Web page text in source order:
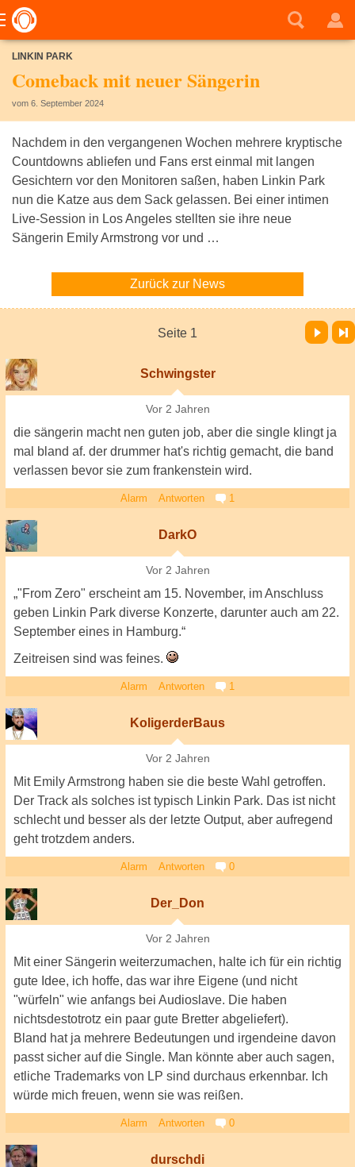
LINKIN PARK
Comeback mit neuer Sängerin
vom 6. September 2024
Nachdem in den vergangenen Wochen mehrere kryptische
Countdowns abliefen und Fans erst einmal mit langen
Gesichtern vor den Monitoren saßen, haben Linkin Park
nun die Katze aus dem Sack gelassen. Bei einer intimen
Live-Session in Los Angeles stellten sie ihre neue
Sängerin Emily Armstrong vor und …
Zurück zur News
Seite 1
Vor Letzte Seite
Schwingster
Vor 2 Jahren
die sängerin macht nen guten job, aber die single klingt ja
mal bland af. der drummer hat's richtig gemacht, die band
verlassen bevor sie zum frankenstein wird.
Alarm Antworten 1
DarkO
Vor 2 Jahren
„"From Zero" erscheint am 15. November, im Anschluss
geben Linkin Park diverse Konzerte, darunter auch am 22.
September eines in Hamburg.“
Zeitreisen sind was feines.
Alarm Antworten 1
KoligerderBaus
Vor 2 Jahren
Mit Emily Armstrong haben sie die beste Wahl getroffen.
Der Track als solches ist typisch Linkin Park. Das ist nicht
schlecht und besser als der letzte Output, aber aufregend
geht trotzdem anders.
Alarm Antworten 0
Der_Don
Vor 2 Jahren
Mit einer Sängerin weiterzumachen, halte ich für ein richtig
gute Idee, ich hoffe, das war ihre Eigene (und nicht
"würfeln" wie anfangs bei Audioslave. Die haben
nichtsdestotrotz ein paar gute Bretter abgeliefert).
Bland hat ja mehrere Bedeutungen und irgendeine davon
passt sicher auf die Single. Man könnte aber auch sagen,
etliche Trademarks von LP sind durchaus erkennbar. Ich
würde mich freuen, wenn sie was reißen.
Alarm Antworten 0
durschdi